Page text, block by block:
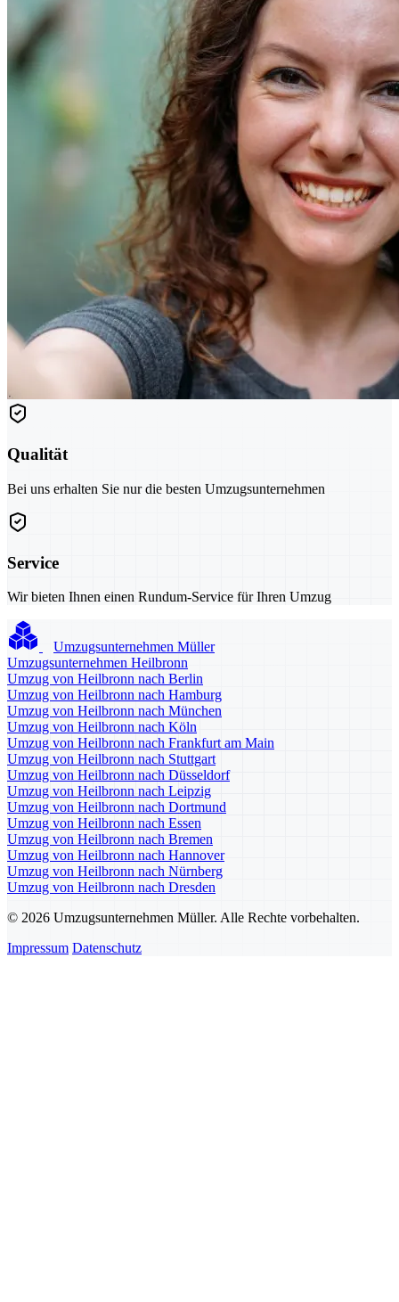
Qualität
Bei uns erhalten Sie nur die besten Umzugsunternehmen
Service
Wir bieten Ihnen einen Rundum-Service für Ihren Umzug
Umzugsunternehmen Müller
Umzugsunternehmen Heilbronn
Umzug von Heilbronn nach Berlin
Umzug von Heilbronn nach Hamburg
Umzug von Heilbronn nach München
Umzug von Heilbronn nach Köln
Umzug von Heilbronn nach Frankfurt am Main
Umzug von Heilbronn nach Stuttgart
Umzug von Heilbronn nach Düsseldorf
Umzug von Heilbronn nach Leipzig
Umzug von Heilbronn nach Dortmund
Umzug von Heilbronn nach Essen
Umzug von Heilbronn nach Bremen
Umzug von Heilbronn nach Hannover
Umzug von Heilbronn nach Nürnberg
Umzug von Heilbronn nach Dresden
© 2026 Umzugsunternehmen Müller. Alle Rechte vorbehalten.
Impressum Datenschutz